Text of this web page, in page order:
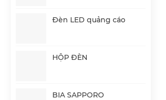
Đèn LED quảng cáo
HỘP ĐÈN
BIA SAPPORO